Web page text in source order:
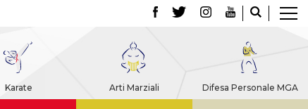
Karate Arti Marziali Difesa Personale MGA